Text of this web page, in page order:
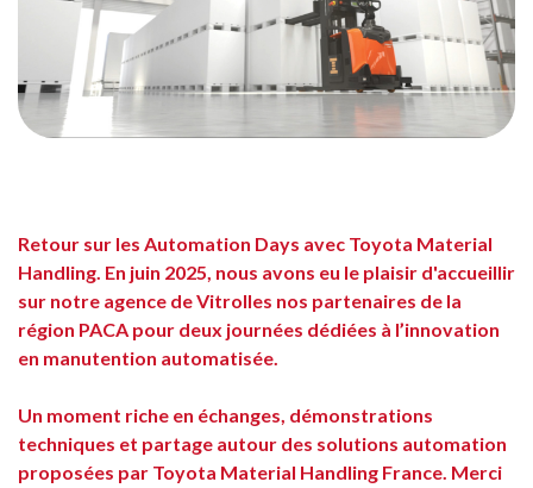
Retour sur les Automation Days avec Toyota Material
Handling. En juin 2025, nous avons eu le plaisir d'accueillir
sur notre agence de Vitrolles nos partenaires de la
région PACA pour deux journées dédiées à l’innovation
en manutention automatisée.
Un moment riche en échanges, démonstrations
techniques et partage autour des solutions automation
proposées par Toyota Material Handling France. Merci